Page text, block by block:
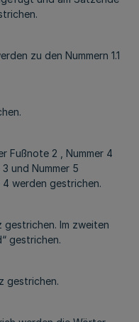
zu den Nummern 1.1
Fußnote 2 , Nummer 4
und Nummer 5
werden gestrichen.
gestrichen. Im zweiten
gestrichen.
gestrichen.